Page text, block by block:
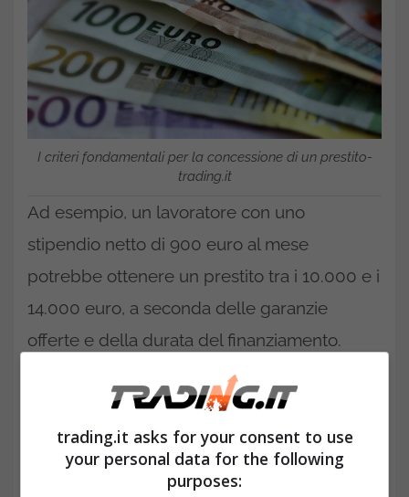
I criteri fondamentali per la concessione di un prestito-
trading.it
Ad esempio, un lavoratore con uno
stipendio netto di 900 euro al mese
potrebbe ottenere un prestito tra i 10.000 e i
14.000 euro, a seconda delle garanzie
offerte e della durata del finanziamento.
Questo perché le banche adottano criteri
che bilanciano il rapporto tra reddito e rate
mensili, evitando di superare una soglia di
sostenibilità economica per il richiedente.
trading.it asks for your consent to use
your personal data for the following
purposes: